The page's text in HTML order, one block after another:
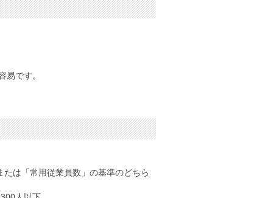
易です。
は「常用従業員数」の基準のどちら